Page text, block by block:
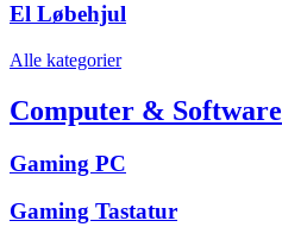
El Løbehjul
Alle kategorier
Computer & Software
Gaming PC
Gaming Tastatur